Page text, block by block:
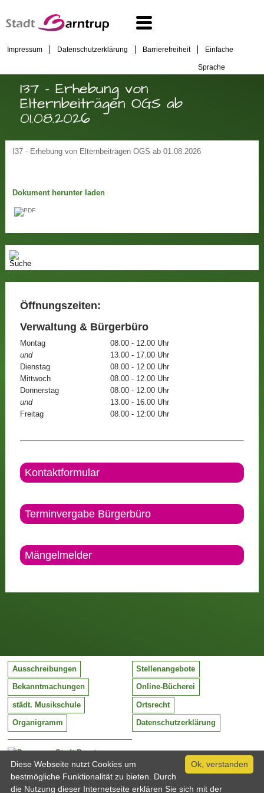
Impressum Datenschutzerklärung Barrierefreiheit Einfache
Sprache
I37 - Erhebung von
Elternbeiträgen OGS ab
01.08.2026
I37 - Erhebung von Elternbeiträgen OGS ab 01.08.2026
Dokument herunter laden
Öffnungszeiten:
Verwaltung & Bürgerbüro
Montag
08.00 - 12.00 Uhr
und
13.00 - 17.00 Uhr
Dienstag
08.00 - 12.00 Uhr
Mittwoch
08.00 - 12.00 Uhr
Donnerstag
08.00 - 12.00 Uhr
und
13.00 - 16.00 Uhr
Freitag
08.00 - 12:00 Uhr
Kontaktformular
Terminvergabe Bürgerbüro
Mängelmelder
Stadt Barntrup
Mittelstraße 38
32683 Barntrup
Tel:
05263 / 409-0
Ausschreibungen Stellenangebote
Bekanntmachungen Online-Bücherei
städt. Musikschule Ortsrecht
Organigramm Datenschutzerklärung
Ok, verstanden
Diese Webseite nutzt Cookies um
bestmögliche Funktionalität zu bieten. Durch
die Nutzung dieser Internetseite erklären Sie sich mit der